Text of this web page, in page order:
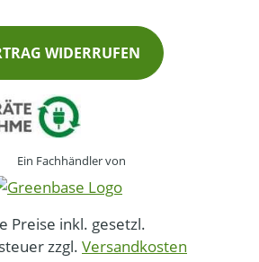
WIDERRUFEN
Ein Fachhändler von
Preise inkl. gesetzl.
zzgl. Versandkosten